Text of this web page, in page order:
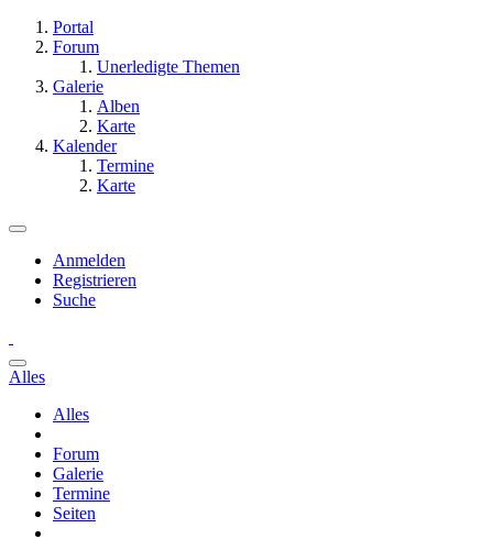
Portal
Forum
Unerledigte Themen
Galerie
Alben
Karte
Kalender
Termine
Karte
Anmelden
Registrieren
Suche
Alles
Alles
Forum
Galerie
Termine
Seiten